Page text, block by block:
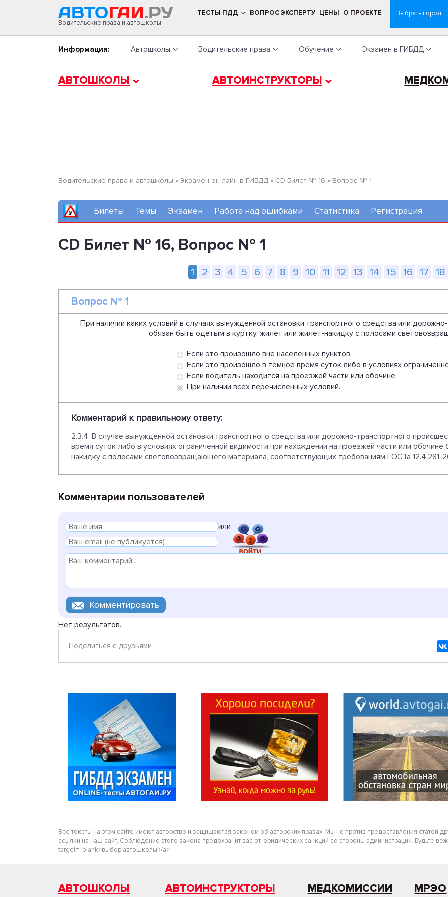
Водительские права и автошколы
ТЕСТЫ ПДД ВОПРОС ЭКСПЕРТУ ЦЕНЫ О ПРОЕКТЕ
Информация: Автошколы Водительские права Обучение Экзамен в ГИБДД
АВТОШКОЛЫ АВТОИНСТРУКТОРЫ
Водительские права и автошколы » Экзамен он-лайн в ГИБДД » CD Билет № 16 » Вопрос № 1
Билеты Темы Экзамен Работа над ошибками Статистика Регистрация
CD Билет № 16, Вопрос № 1
1 2 3 4 5 6 7 8 9 10 11 12 13 14 15 16 17 18
Вопрос № 1
При наличии каких условий в случаях вынужденной остановки транспортного средства или
обязан быть одетым в куртку, жилет или жилет-накидку с полосами
Если это произошло вне населенных пунктов.
Если это произошло в темное время суток либо в условиях
Если водитель находится на проезжей части или обочине.
При наличии всех перечисленных условий.
Комментарий к правильному ответу:
2.3.4. В случае вынужденной остановки транспортного средства или дорожно-транспортного
время суток либо в условиях ограниченной видимости при нахождении на проезжей части или
накидку с полосами световозвращающего материала, соответствующих требованиям ГОСТа 12.4.281-
Комментарии пользователей
или
Нет результатов.
Поделиться с друзьями
Все тексты на этом сайте имеют авторство и защищаются законом об авторских правах. Мы не против предоставления статей
ссылки на наш сайт. Соблюдение этого закона предохранит вас от юридических санкций со стороны администрации. Будьте
target=_blank>выбор автошколы</a>
АВТОШКОЛЫ АВТОИНСТРУКТОРЫ МЕДКОМИССИИ МРЭО